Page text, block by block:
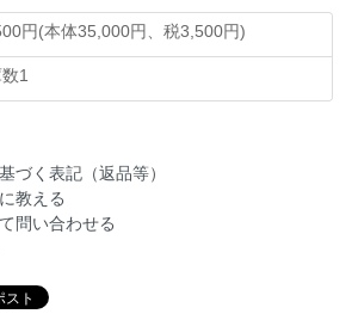
円(本体35,000円、税3,500円)
1
づく表記（返品等）
教える
問い合わせる